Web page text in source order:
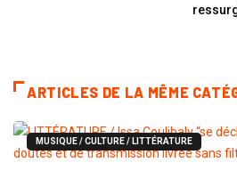
ARTICLES DE LA MÊME
MUSIQUE / CULTURE / LITTÉRATURE